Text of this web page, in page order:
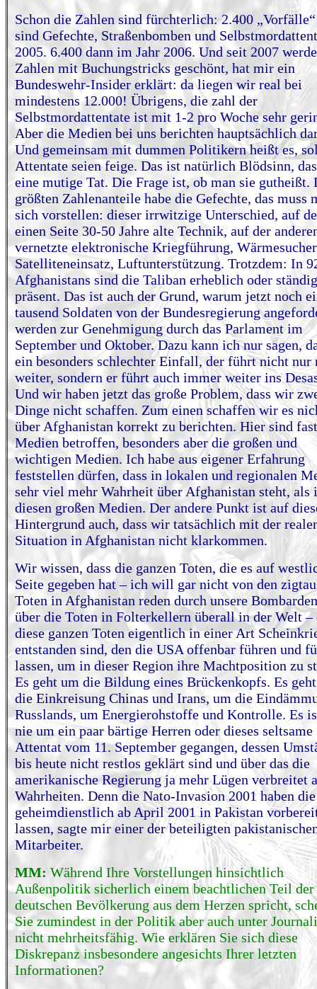
Schon die Zahlen sind fürchterlich: 2.400 „Vorfälle“
sind Gefechte, Straßenbomben und
2005. 6.400 dann im Jahr 2006. Und seit 2007
Zahlen mit Buchungstricks geschönt, hat mir ein
Bundeswehr-Insider erklärt: da liegen wir real bei
mindestens 12.000! Übrigens, die zahl der
Selbstmordattentate ist mit 1-2 pro Woche sehr
Aber die Medien bei uns berichten hauptsächlich
Und gemeinsam mit dummen Politikern heißt es,
Attentate seien feige. Das ist natürlich Blödsinn,
eine mutige Tat. Die Frage ist, ob man sie gutheißt.
größten Zahlenanteile habe die Gefechte, das muss
sich vorstellen: dieser irrwitzige Unterschied, auf
einen Seite 30-50 Jahre alte Technik, auf der
vernetzte elektronische Kriegführung,
Satelliteneinsatz, Luftunterstützung. Trotzdem: In
Afghanistans sind die Taliban erheblich oder ständig
präsent. Das ist auch der Grund, warum jetzt noch
tausend Soldaten von der Bundesregierung
werden zur Genehmigung durch das Parlament im
September und Oktober. Dazu kann ich nur sagen,
ein besonders schlechter Einfall, der führt nicht nur
weiter, sondern er führt auch immer weiter ins
Und wir haben jetzt das große Problem, dass wir
Dinge nicht schaffen. Zum einen schaffen wir es
über Afghanistan korrekt zu berichten. Hier sind
Medien betroffen, besonders aber die großen und
wichtigen Medien. Ich habe aus eigener Erfahrung
feststellen dürfen, dass in lokalen und regionalen
sehr viel mehr Wahrheit über Afghanistan steht, als
diesen großen Medien. Der andere Punkt ist auf
Hintergrund auch, dass wir tatsächlich mit der
Situation in Afghanistan nicht klarkommen.
Wir wissen, dass die ganzen Toten, die es auf
Seite gegeben hat – ich will gar nicht von den
Toten in Afghanistan reden durch unsere
über die Toten in Folterkellern überall in der Welt –
diese ganzen Toten eigentlich in einer Art
entstanden sind, den die USA offenbar führen und
lassen, um in dieser Region ihre Machtposition zu
Es geht um die Bildung eines Brückenkopfs. Es
die Einkreisung Chinas und Irans, um die
Russlands, um Energierohstoffe und Kontrolle. Es
nie um ein paar bärtige Herren oder dieses seltsame
Attentat vom 11. September gegangen, dessen
bis heute nicht restlos geklärt sind und über das die
amerikanische Regierung ja mehr Lügen verbreitet
Wahrheiten. Denn die Nato-Invasion 2001 haben
geheimdienstlich ab April 2001 in Pakistan
lassen, sagte mir einer der beteiligten
Mitarbeiter.
MM: Während Ihre Vorstellungen hinsichtlich
Außenpolitik sicherlich einem beachtlichen Teil der
deutschen Bevölkerung aus dem Herzen spricht,
Sie zumindest in der Politik aber auch unter
nicht mehrheitsfähig. Wie erklären Sie sich diese
Diskrepanz insbesondere angesichts Ihrer letzten
Informationen?